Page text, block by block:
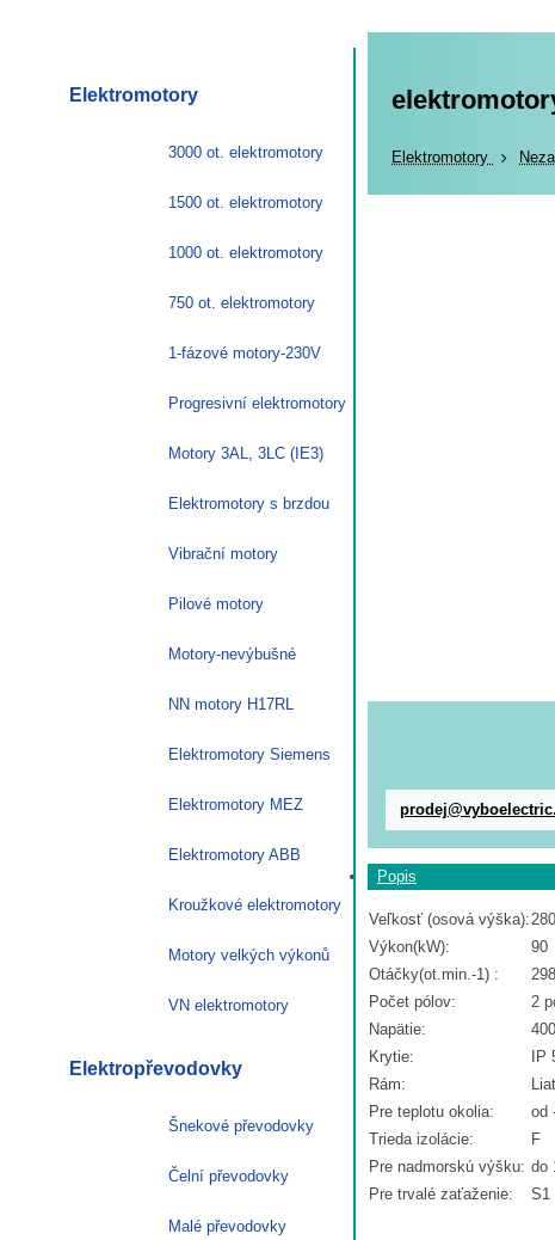
Elektromotory
Popis
Veľkosť (osová výška):280
Výkon(kW):
90
Otáčky(ot.min.-1) :
Počet pólov:
2
Napätie:
Krytie:
IP
Rám:
Pre teplotu okolia:
od
Trieda izolácie:
F
Pre nadmorskú výšku: do
Pre trvalé zaťaženie:
S1
Elektromotory
3000 ot. elektromotory
1500 ot. elektromotory
1000 ot. elektromotory
750 ot. elektromotory
1-fázové motory-230V
Progresivní elektromotory
Motory 3AL, 3LC (IE3)
Elektromotory s brzdou
Vibrační motory
Pilové motory
Motory-nevýbušné
NN motory H17RL
Elektromotory Siemens
Elektromotory MEZ
Elektromotory ABB
Kroužkové elektromotory
Motory velkých výkonů
VN elektromotory
Elektropřevodovky
Šnekové převodovky
Čelní převodovky
Malé převodovky